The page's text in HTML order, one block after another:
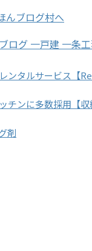
ンタルサービス【
チンに多数採用【
剤